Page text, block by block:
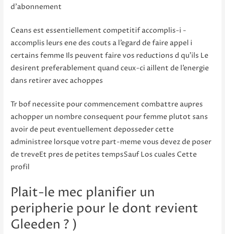
d’abonnement
Ceans est essentiellement competitif accomplis-i -
accomplis leurs ene des couts a l’egard de faire appel i
certains femme Ils peuvent faire vos reductions d qu’ils Le
desirent preferablement quand ceux-ci aillent de l’energie
dans retirer avec achoppes
Tr bof necessite pour commencement combattre aupres
achopper un nombre consequent pour femme plutot sans
avoir de peut eventuellement deposseder cette
administree lorsque votre part-meme vous devez de poser
de treveEt pres de petites tempsSauf Los cuales Cette
profil
Plait-le mec planifier un
peripherie pour le dont revient
Gleeden ? )